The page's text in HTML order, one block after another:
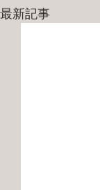
最新記事